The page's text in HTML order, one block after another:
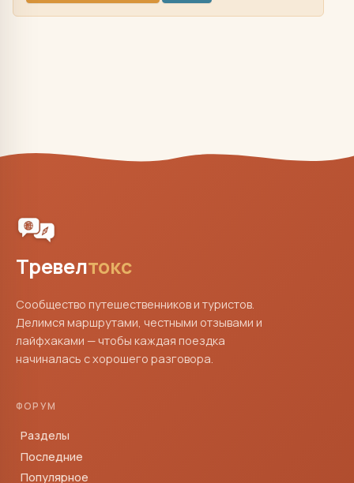
Тревелтокс
Сообщество путешественников и туристов.
Делимся маршрутами, честными отзывами и
лайфхаками — чтобы каждая поездка
начиналась с хорошего разговора.
ФОРУМ
Разделы
Последние
Популярное